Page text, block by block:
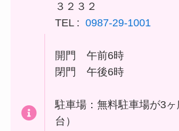
３２３２
TEL : 0987-29-1001
開門 午前6時
閉門 午後6時
駐車場：無料駐車場が3
台）